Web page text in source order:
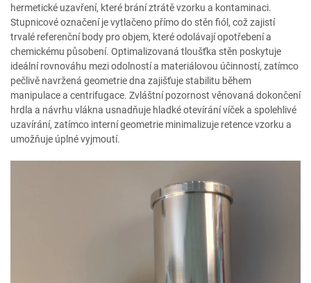
hermetické uzavření, které brání ztrátě vzorku a kontaminaci.
Stupnicové označení je vytlačeno přímo do stěn fiól, což zajistí
trvalé referenční body pro objem, které odolávají opotřebení a
chemickému působení. Optimalizovaná tloušťka stěn poskytuje
ideální rovnováhu mezi odolností a materiálovou účinností, zatímco
pečlivě navržená geometrie dna zajišťuje stabilitu během
manipulace a centrifugace. Zvláštní pozornost věnovaná dokončení
hrdla a návrhu vlákna usnadňuje hladké otevírání víček a spolehlivé
uzavírání, zatímco interní geometrie minimalizuje retence vzorku a
umožňuje úplné vyjmoutí.